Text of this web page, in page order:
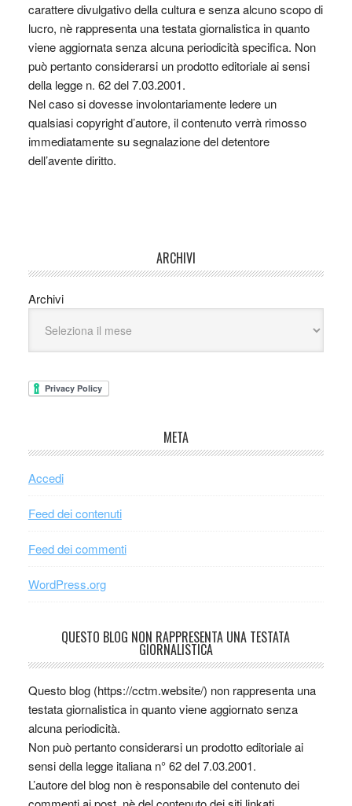
carattere divulgativo della cultura e senza alcuno scopo di
lucro, nè rappresenta una testata giornalistica in quanto
viene aggiornata senza alcuna periodicità specifica. Non
può pertanto considerarsi un prodotto editoriale ai sensi
della legge n. 62 del 7.03.2001.
Nel caso si dovesse involontariamente ledere un
qualsiasi copyright d’autore, il contenuto verrà rimosso
immediatamente su segnalazione del detentore
dell’avente diritto.
ARCHIVI
Archivi
META
Accedi
Feed dei contenuti
Feed dei commenti
WordPress.org
QUESTO BLOG NON RAPPRESENTA UNA TESTATA
GIORNALISTICA
Questo blog (https://cctm.website/) non rappresenta una
testata giornalistica in quanto viene aggiornato senza
alcuna periodicità.
Non può pertanto considerarsi un prodotto editoriale ai
sensi della legge italiana n° 62 del 7.03.2001.
L’autore del blog non è responsabile del contenuto dei